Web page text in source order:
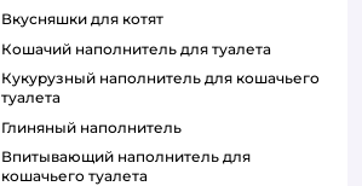
вкусняшки для котят
кошачий наполнитель для туалета
кукурузный наполнитель для кошачьего
туалета
глиняный наполнитель
впитывающий наполнитель для
кошачьего туалета